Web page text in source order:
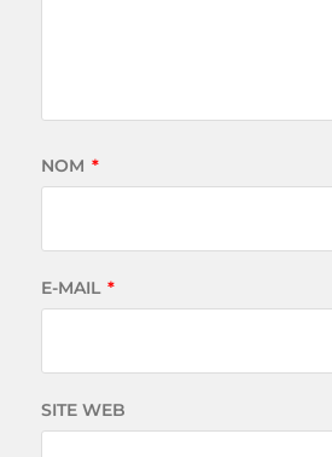
NOM *
E-MAIL *
SITE WEB